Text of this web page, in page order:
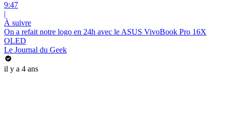
9:47
|
À suivre
On a refait notre logo en 24h avec le ASUS VivoBook Pro 16X
OLED
Le Journal du Geek
il y a 4 ans